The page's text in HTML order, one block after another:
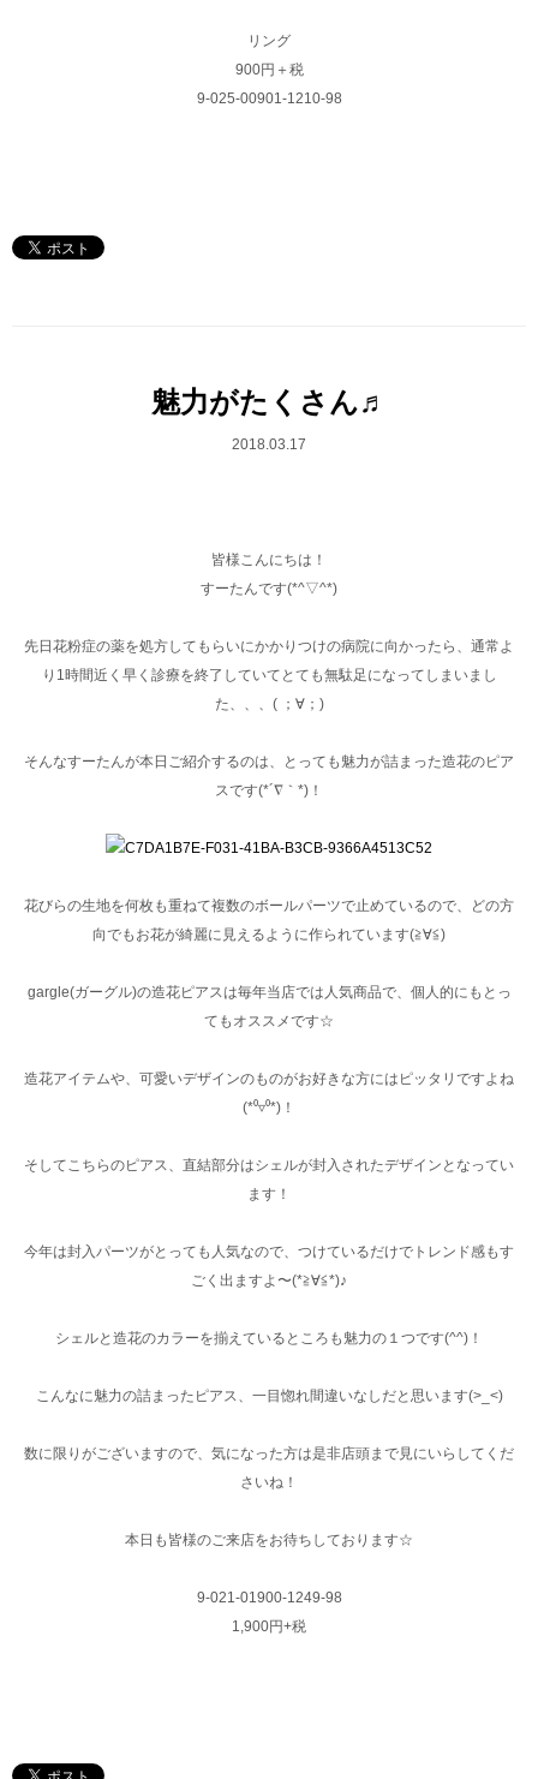
リング
900円＋税
9-025-00901-1210-98
魅力がたくさん♬
2018.03.17
皆様こんにちは！
すーたんです(*^▽^*)
先日花粉症の薬を処方してもらいにかかりつけの病院に向かったら、通常よ
り1時間近く早く診療を終了していてとても無駄足になってしまいまし
た、、、( ；∀；)
そんなすーたんが本日ご紹介するのは、とっても魅力が詰まった造花のピア
スです(*´∇｀*)！
花びらの生地を何枚も重ねて複数のボールパーツで止めているので、どの方
向でもお花が綺麗に見えるように作られています(≧∀≦)
gargle(ガーグル)の造花ピアスは毎年当店では人気商品で、個人的にもとっ
てもオススメです☆
造花アイテムや、可愛いデザインのものがお好きな方にはピッタリですよね
(*⁰▿⁰*)！
そしてこちらのピアス、直結部分はシェルが封入されたデザインとなってい
ます！
今年は封入パーツがとっても人気なので、つけているだけでトレンド感もす
ごく出ますよ〜(*≧∀≦*)♪
シェルと造花のカラーを揃えているところも魅力の１つです(^^)！
こんなに魅力の詰まったピアス、一目惚れ間違いなしだと思います(>_<)
数に限りがございますので、気になった方は是非店頭まで見にいらしてくだ
さいね！
本日も皆様のご来店をお待ちしております☆
9-021-01900-1249-98
1,900円+税